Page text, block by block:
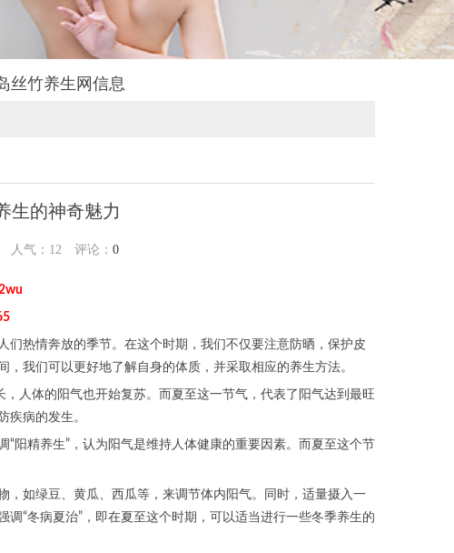
丝竹养生网信息
生的神奇魅力
气： 12 评论： 0
热情奔放的季节。在这个时期，我们不仅要注意防晒，保护皮
我们可以更好地了解自身的体质，并采取相应的养生方法。
人体的阳气也开始复苏。而夏至这一节气，代表了阳气达到最旺
疾病的发生。
阳精养生”，认为阳气是维持人体健康的重要因素。而夏至这个节
如绿豆、黄瓜、西瓜等，来调节体内阳气。同时，适量摄入一
“冬病夏治”，即在夏至这个时期，可以适当进行一些冬季养生的